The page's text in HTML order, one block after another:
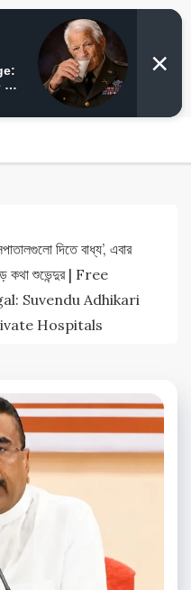
দিতে বাধ্য’, এবার
বড় কথা শুভেন্দুর | Free
Suvendu Adhikari
Hospitals